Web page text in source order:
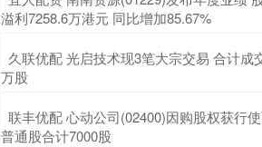
溢利7258.6万港元 同比增加85.67%
久联优配 光启技术现3笔大宗交易 合计成
万股
联丰优配 心动公司(02400)因购股权获行
普通股合计7000股